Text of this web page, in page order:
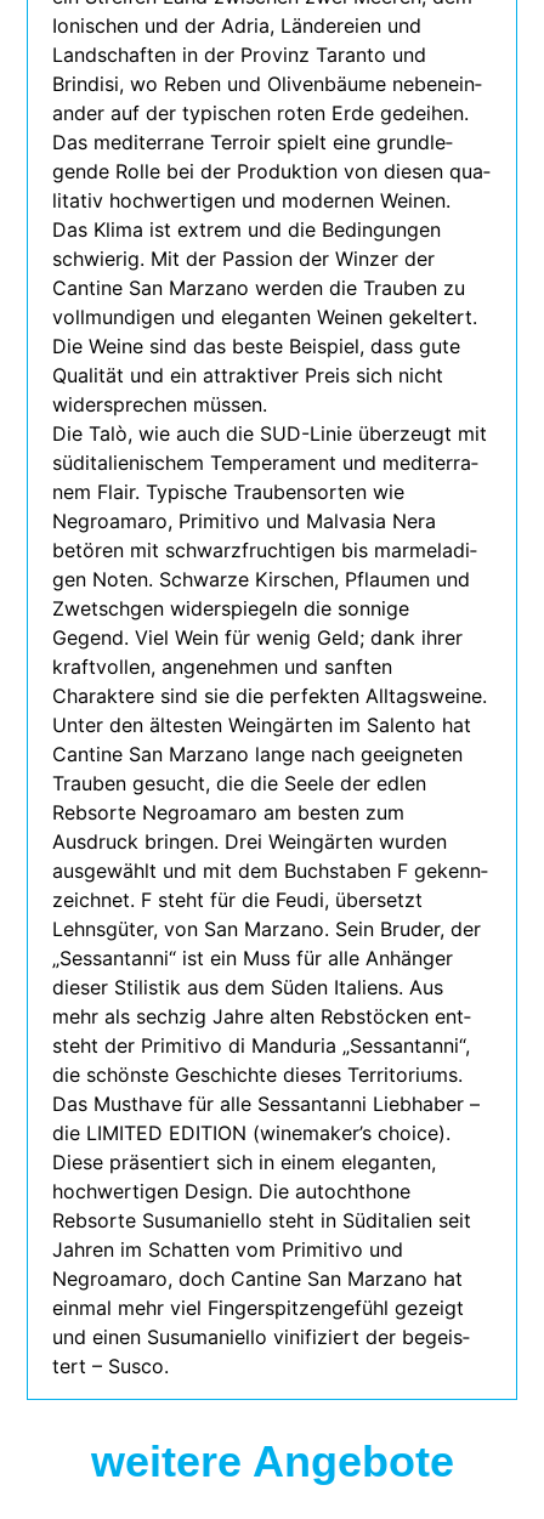
Ionischen und der Adria, Ländereien und
Landschaften in der Provinz Taranto und
Brindisi, wo Reben und Olivenbäume neben­ein­
an­der auf der typi­schen roten Erde gedei­hen.
Das medi­ter­rane Terroir spielt eine grund­le­
gende Rolle bei der Produktion von die­sen qua­
li­ta­tiv hoch­wer­ti­gen und moder­nen Weinen.
Das Klima ist extrem und die Bedingungen
schwie­rig. Mit der Passion der Winzer der
Cantine San Marzano wer­den die Trauben zu
voll­mun­di­gen und ele­gan­ten Weinen gekel­tert.
Die Weine sind das beste Beispiel, dass gute
Qualität und ein attrak­ti­ver Preis sich nicht
wider­spre­chen müssen.
Die Talò, wie auch die SUD-Linie über­zeugt mit
süd­ita­lie­ni­schem Temperament und medi­ter­ra­
nem Flair. Typische Traubensorten wie
Negroamaro, Primitivo und Malvasia Nera
betö­ren mit schwarz­fruch­ti­gen bis mar­me­la­di­
gen Noten. Schwarze Kirschen, Pflaumen und
Zwetschgen wider­spie­geln die son­nige
Gegend. Viel Wein für wenig Geld; dank ihrer
kraft­vol­len, ange­neh­men und sanf­ten
Charaktere sind sie die per­fek­ten Alltagsweine.
Unter den ältes­ten Weingärten im Salento hat
Cantine San Marzano lange nach geeig­ne­ten
Trauben gesucht, die die Seele der edlen
Rebsorte Negroamaro am bes­ten zum
Ausdruck brin­gen. Drei Weingärten wur­den
aus­ge­wählt und mit dem Buchstaben F gekenn­
zeich­net. F steht für die Feudi, über­setzt
Lehnsgüter, von San Marzano. Sein Bruder, der
„Sessantanni“ ist ein Muss für alle Anhänger
die­ser Stilistik aus dem Süden Italiens. Aus
mehr als sech­zig Jahre alten Rebstöcken ent­
steht der Primitivo di Manduria „Sessantanni“,
die schönste Geschichte die­ses Territoriums.
Das Musthave für alle Sessantanni Liebhaber –
die LIMITED EDITION (winemaker’s choice).
Diese prä­sen­tiert sich in einem ele­gan­ten,
hoch­wer­ti­gen Design. Die auto­chthone
Rebsorte Susumaniello steht in Süditalien seit
Jahren im Schatten vom Primitivo und
Negroamaro, doch Cantine San Marzano hat
ein­mal mehr viel Fingerspitzengefühl gezeigt
und einen Susumaniello vini­fi­ziert der begeis­
tert – Susco.
weitere Angebote